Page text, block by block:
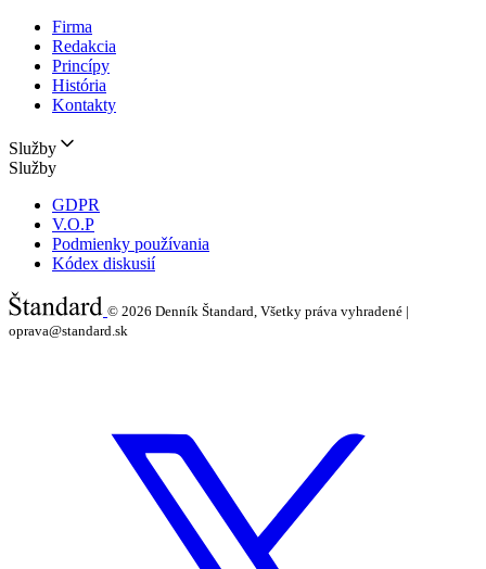
Firma
Redakcia
Princípy
História
Kontakty
Služby
Služby
GDPR
V.O.P
Podmienky používania
Kódex diskusií
© 2026 Denník Štandard, Všetky práva vyhradené |
oprava@standard.sk